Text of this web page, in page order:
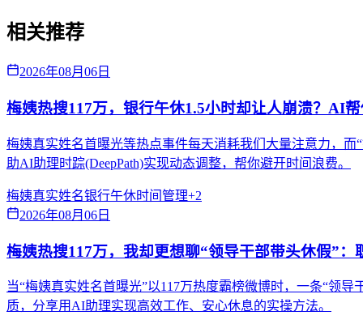
相关推荐
2026年08月06日
梅姨热搜117万，银行午休1.5小时却让人崩溃？AI
梅姨真实姓名首曝光等热点事件每天消耗我们大量注意力，
助AI助理时踪(DeepPath)实现动态调整，帮你避开时间浪费。
梅姨真实姓名银行午休时间管理+2
2026年08月06日
梅姨热搜117万，我却更想聊“领导干部带头休假”：
当“梅姨真实姓名首曝光”以117万热度霸榜微博时，一条“领
质，分享用AI助理实现高效工作、安心休息的实操方法。